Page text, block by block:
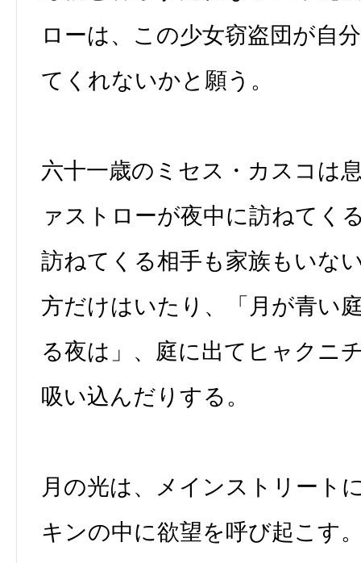
ローは、この少女窃盗団が自
てくれないかと願う。
六十一歳のミセス・カスコは
ァストローが夜中に訪ねてく
訪ねてくる相手も家族もいな
方だけはいたり、「月が青い
る夜は」、庭に出てヒャクニ
吸い込んだりする。
月の光は、メインストリート
キンの中に欲望を呼び起こす